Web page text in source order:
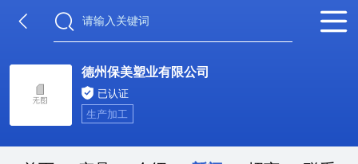
德州保美塑业有限公司
已认证
生产加工